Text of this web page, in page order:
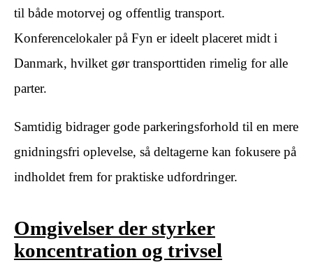
til både motorvej og offentlig transport.
Konferencelokaler på Fyn er ideelt placeret midt i
Danmark, hvilket gør transporttiden rimelig for alle
parter.
Samtidig bidrager gode parkeringsforhold til en mere
gnidningsfri oplevelse, så deltagerne kan fokusere på
indholdet frem for praktiske udfordringer.
Omgivelser der styrker
koncentration og trivsel